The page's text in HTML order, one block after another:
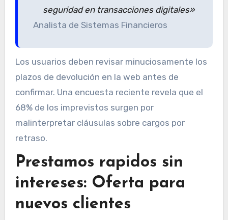
seguridad en transacciones digitales»
Analista de Sistemas Financieros
Los usuarios deben revisar minuciosamente los
plazos de devolución en la web antes de
confirmar. Una encuesta reciente revela que el
68% de los imprevistos surgen por
malinterpretar cláusulas sobre cargos por
retraso.
Prestamos rapidos sin
intereses: Oferta para
nuevos clientes